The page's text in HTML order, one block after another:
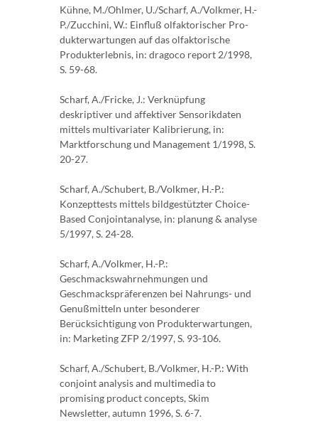
Kühne, M./Ohlmer, U./Scharf, A./Volkmer, H.-
P./Zucchini, W.: Einfluß olfaktorischer Pro­
dukterwartungen auf das olfaktorische
Produkterlebnis, in: dragoco report 2/1998,
S. 59-68.
Scharf, A./Fricke, J.: Verknüpfung
deskriptiver und affektiver Sensorikdaten
mittels multiva­riater Kalibrierung, in:
Marktforschung und Management 1/1998, S.
20-27.
Scharf, A./Schubert, B./Volkmer, H.-P.:
Konzepttests mittels bildgestützter Choice-
Based Conjointanalyse, in: planung & analyse
5/1997, S. 24-28.
Scharf, A./Volkmer, H.-P.:
Geschmackswahrnehmungen und
Geschmackspräferenzen bei Nahrungs- und
Genußmitteln unter besonderer
Berücksichtigung von Produkterwartun­gen,
in: Marketing ZFP 2/1997, S. 93-106.
Scharf, A./Schubert, B./Volkmer, H.-P.: With
conjoint analysis and multimedia to
promising product concepts, Skim
Newsletter, autumn 1996, S. 6-7.